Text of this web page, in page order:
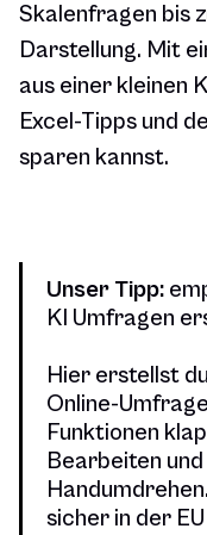
Skalenfragen bis
Darstellung. Mit
aus einer kleinen
Excel-Tipps und
sparen kannst.
Unser Tipp:
KI Umfragen
Hier erstellst
Online-
Funktionen
Bearbeiten
sicher in der